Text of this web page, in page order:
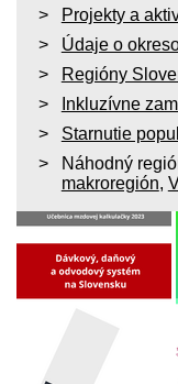
Projekty a
Údaje o
Regióny
Inkluzívne
Starnutie
Náhodný
makroregión,